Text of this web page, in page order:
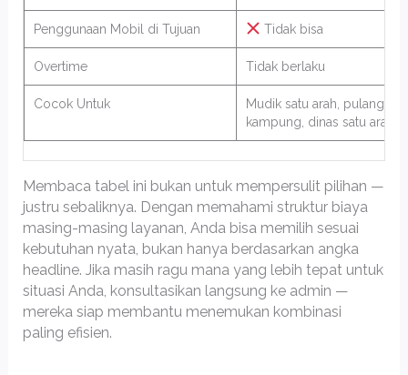
Penggunaan Mobil di Tujuan Tidak bisa
Overtime Tidak berlaku
Cocok Untuk
Mudik satu arah, pulang
kampung, dinas satu arah
Membaca tabel ini bukan untuk mempersulit pilihan —
justru sebaliknya. Dengan memahami struktur biaya
masing-masing layanan, Anda bisa memilih sesuai
kebutuhan nyata, bukan hanya berdasarkan angka
headline. Jika masih ragu mana yang lebih tepat untuk
situasi Anda, konsultasikan langsung ke admin —
mereka siap membantu menemukan kombinasi
paling efisien.